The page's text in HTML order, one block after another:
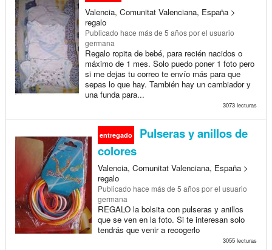
Valencia, Comunitat Valenciana, España >
regalo
Publicado hace más de 5 añospor el usuario
germana
Regalo ropita de bebé, para recién nacidos o
máximo de 1 mes. Solo puedo poner 1 foto pero
si me dejas tu correo te envío más para que
sepas lo que hay. También hay un cambiador y
una funda para...
3073 lecturas
entregado
Pulseras y anillos de
colores
Valencia, Comunitat Valenciana, España >
regalo
Publicado hace más de 5 añospor el usuario
germana
REGALO la bolsita con pulseras y anillos
que se ven en la foto. Si te interesan solo
tendrás que venir a recogerlo
3055 lecturas